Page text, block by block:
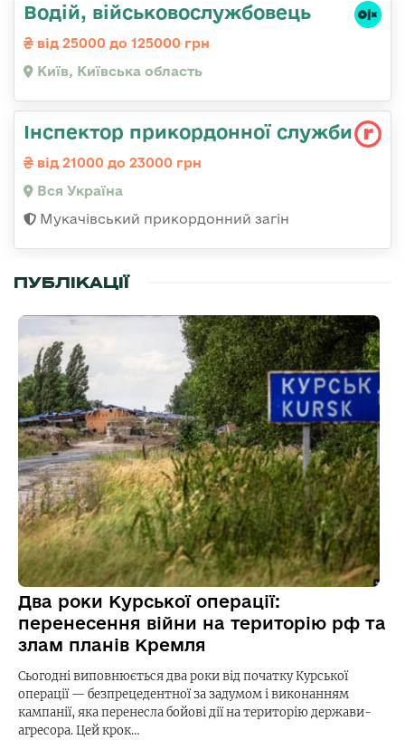
Водій, військовослужбовець
від 25000 до 125000 грн
Київ, Київська область
Інспектор прикордонної служби
від 21000 до 23000 грн
Вся Україна
Мукачівський прикордонний загін
ПУБЛІКАЦІЇ
Два роки Курської операції:
перенесення війни на територію рф та
злам планів Кремля
Сьогодні виповнюється два роки від початку Курської
операції — безпрецедентної за задумом і виконанням
кампанії, яка перенесла бойові дії на територію держави-
агресора. Цей крок…